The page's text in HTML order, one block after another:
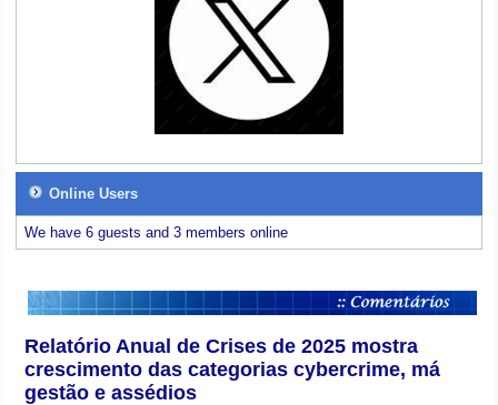
Online Users
We have 6 guests and 3 members online
Relatório Anual de Crises de 2025 mostra
crescimento das categorias cybercrime, má
gestão e assédios